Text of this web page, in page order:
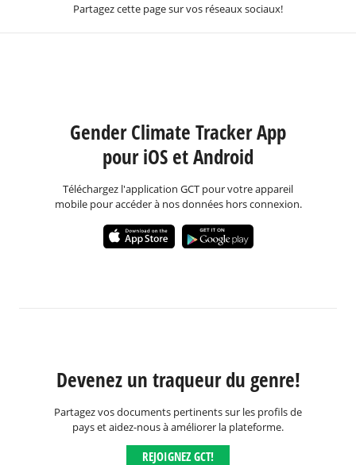
Partagez cette page sur vos réseaux sociaux!
Gender Climate Tracker App
pour iOS et Android
Téléchargez l'application GCT pour votre appareil
mobile pour accéder à nos données hors connexion.
Devenez un traqueur du genre!
Partagez vos documents pertinents sur les profils de
pays et aidez-nous à améliorer la plateforme.
REJOIGNEZ GCT!